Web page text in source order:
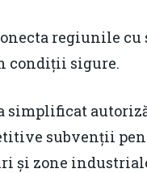
regiunile
condiții sigure.
simplificat
subvenții
și zone